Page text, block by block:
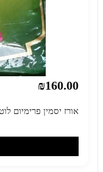
₪160.00
אורז יסמין פרימיום לוטוס – 5 ק"ג × 5